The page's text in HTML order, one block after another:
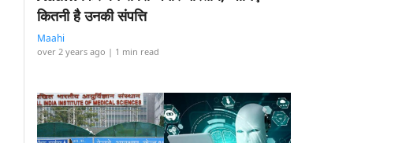
कितनी है उनकी संपत्ति
Maahi
over 2 years ago | 1 min read